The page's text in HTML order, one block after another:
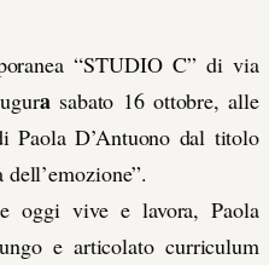
“STUDIO C” di via
a sabato 16 ottobre, alle
Paola D’Antuono dal titolo
oggi vive e lavora, Paola
e articolato curriculum